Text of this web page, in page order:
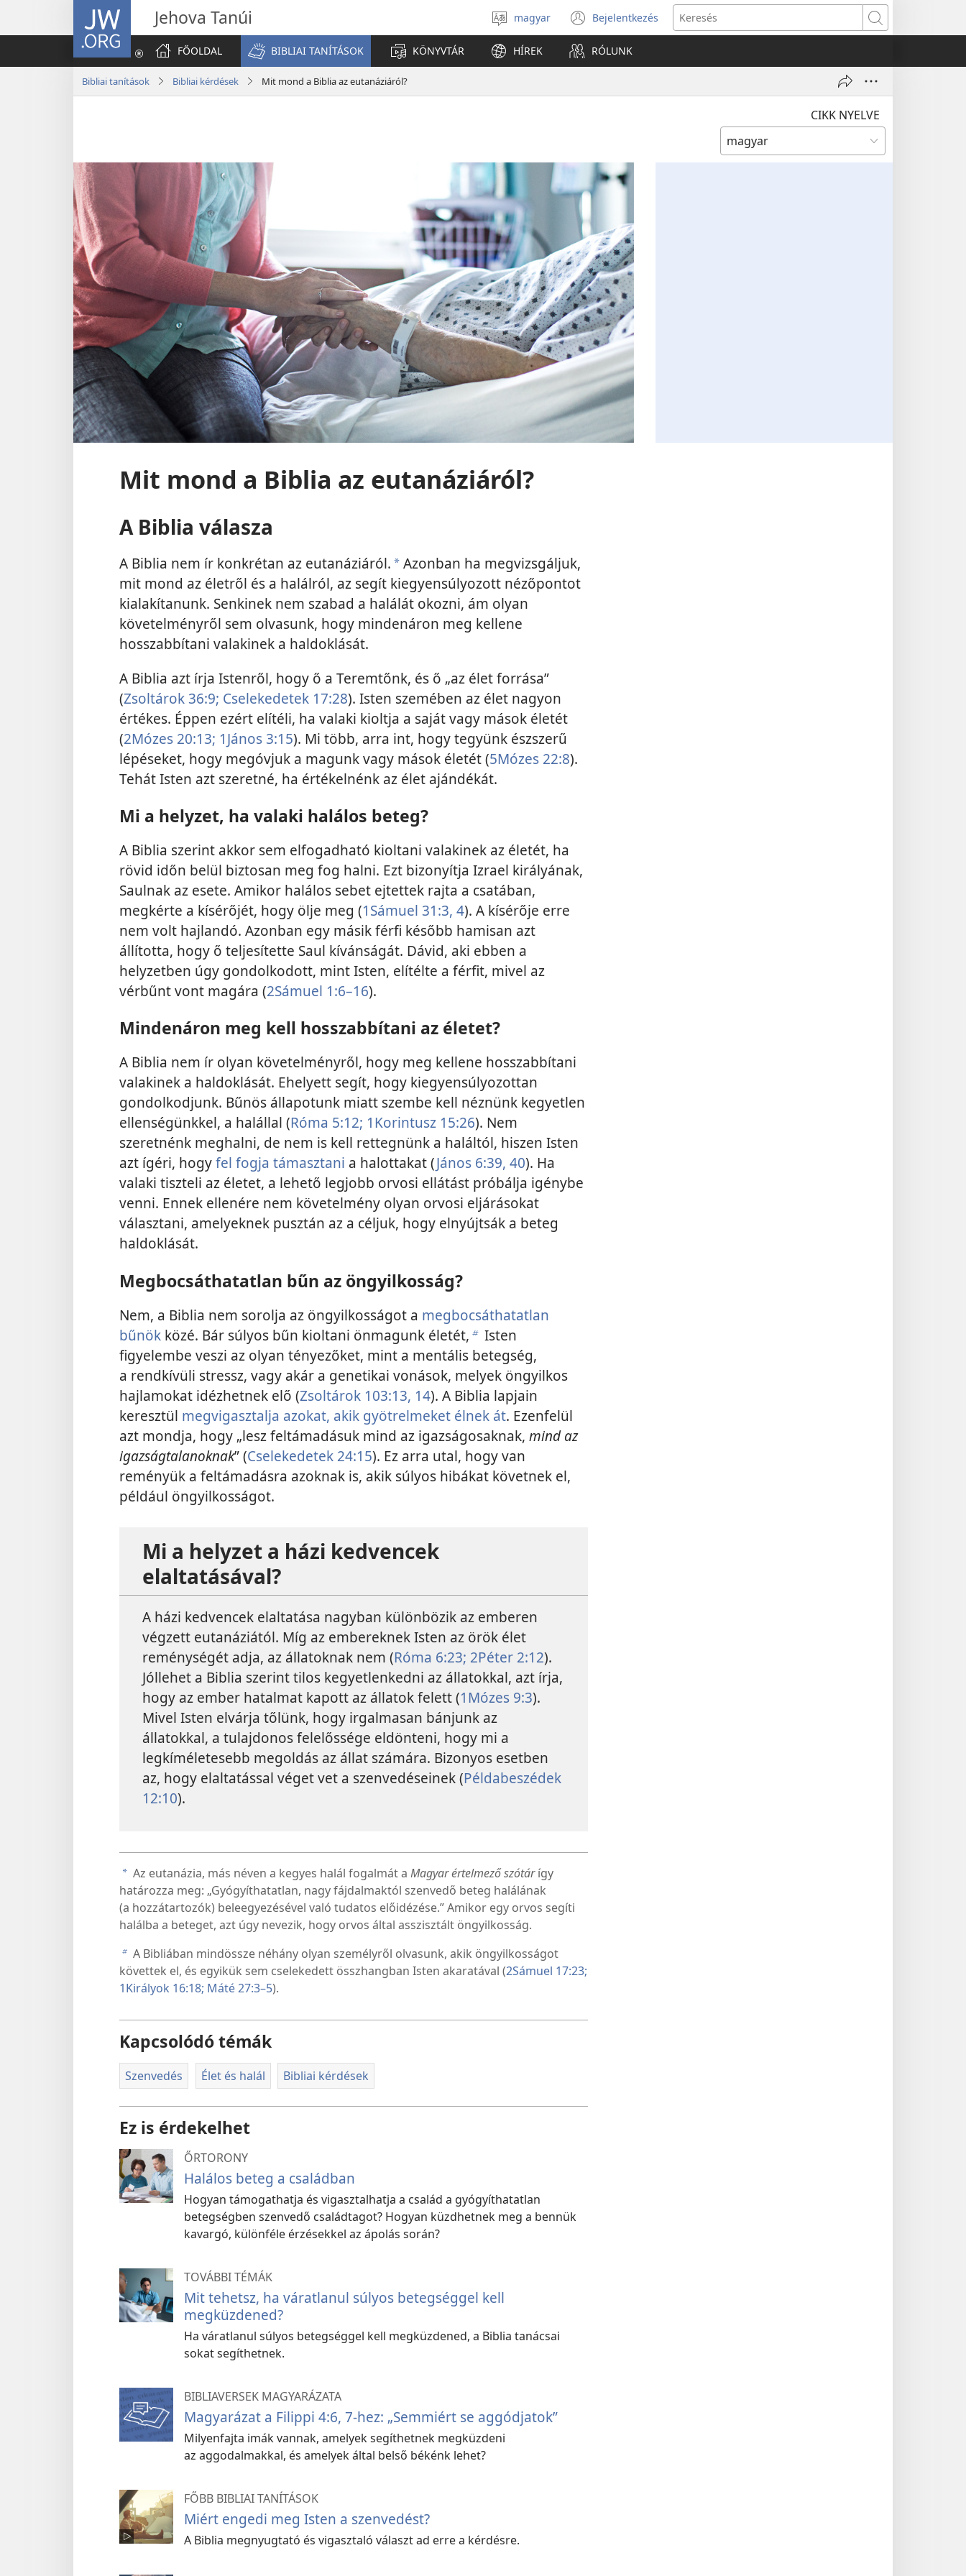
JW.ORG Jehova Tanúi
Válassz
nyelvet
magyar Bejelentkezés
(opens
new
window)
Keresés
FŐOLDAL
BIBLIAI TANÍTÁSOK KÖNYVTÁR HÍREK RÓLUNK
Bibliai tanítások Bibliai kérdések Mit mond a Biblia az eutanáziáról?
CIKK NYELVE
Mit mond a Biblia az eutanáziáról?
A Biblia válasza
A Biblia nem ír konkrétan az eutanáziáról. a Azonban ha megvizsgáljuk,
mit mond az életről és a halálról, az segít kiegyensúlyozott nézőpontot
kialakítanunk. Senkinek nem szabad a halálát okozni, ám olyan
követelményről sem olvasunk, hogy mindenáron meg kellene
hosszabbítani valakinek a haldoklását.
A Biblia azt írja Istenről, hogy ő a Teremtőnk, és ő „az élet forrása”
(Zsoltárok 36:9; Cselekedetek 17:28). Isten szemében az élet nagyon
értékes. Éppen ezért elítéli, ha valaki kioltja a saját vagy mások életét
(2Mózes 20:13; 1János 3:15). Mi több, arra int, hogy tegyünk észszerű
lépéseket, hogy megóvjuk a magunk vagy mások életét (5Mózes 22:8).
Tehát Isten azt szeretné, ha értékelnénk az élet ajándékát.
Mi a helyzet, ha valaki halálos beteg?
A Biblia szerint akkor sem elfogadható kioltani valakinek az életét, ha
rövid időn belül biztosan meg fog halni. Ezt bizonyítja Izrael királyának,
Saulnak az esete. Amikor halálos sebet ejtettek rajta a csatában,
megkérte a kísérőjét, hogy ölje meg (1Sámuel 31:3, 4). A kísérője erre
nem volt hajlandó. Azonban egy másik férfi később hamisan azt
állította, hogy ő teljesítette Saul kívánságát. Dávid, aki ebben a
helyzetben úgy gondolkodott, mint Isten, elítélte a férfit, mivel az
vérbűnt vont magára (2Sámuel 1:6–16).
Mindenáron meg kell hosszabbítani az életet?
A Biblia nem ír olyan követelményről, hogy meg kellene hosszabbítani
valakinek a haldoklását. Ehelyett segít, hogy kiegyensúlyozottan
gondolkodjunk. Bűnös állapotunk miatt szembe kell néznünk kegyetlen
ellenségünkkel, a halállal (Róma 5:12; 1Korintusz 15:26). Nem
szeretnénk meghalni, de nem is kell rettegnünk a haláltól, hiszen Isten
azt ígéri, hogyfel fogja támasztani a halottakat (János 6:39, 40). Ha
valaki tiszteli az életet, a lehető legjobb orvosi ellátást próbálja igénybe
venni. Ennek ellenére nem követelmény olyan orvosi eljárásokat
választani, amelyeknek pusztán az a céljuk, hogy elnyújtsák a beteg
haldoklását.
Megbocsáthatatlan bűn az öngyilkosság?
Nem, a Biblia nem sorolja az öngyilkosságot a megbocsáthatatlan
bűnök közé. Bár súlyos bűn kioltani önmagunk életét, b Isten
figyelembe veszi az olyan tényezőket, mint a mentális betegség,
a rendkívüli stressz, vagy akár a genetikai vonások, melyek öngyilkos
hajlamokat idézhetnek elő (Zsoltárok 103:13, 14). A Biblia lapjain
keresztül megvigasztalja azokat, akik gyötrelmeket élnek át. Ezenfelül
azt mondja, hogy „lesz feltámadásuk mind az igazságosaknak, mind az
igazságtalanoknak” (Cselekedetek 24:15). Ez arra utal, hogy van
reményük a feltámadásra azoknak is, akik súlyos hibákat követnek el,
például öngyilkosságot.
Mi a helyzet a házi kedvencek
elaltatásával?
A házi kedvencek elaltatása nagyban különbözik az emberen
végzett eutanáziától. Míg az embereknek Isten az örök élet
reménységét adja, az állatoknak nem (Róma 6:23; 2Péter 2:12).
Jóllehet a Biblia szerint tilos kegyetlenkedni az állatokkal, azt írja,
hogy az ember hatalmat kapott az állatok felett (1Mózes 9:3).
Mivel Isten elvárja tőlünk, hogy irgalmasan bánjunk az
állatokkal, a tulajdonos felelőssége eldönteni, hogy mi a
legkíméletesebb megoldás az állat számára. Bizonyos esetben
az, hogy elaltatással véget vet a szenvedéseinek (Példabeszédek
12:10).
a Az eutanázia, más néven a kegyes halál fogalmát a Magyar értelmező szótárígy
határozza meg: „Gyógyíthatatlan, nagy fájdalmaktól szenvedő beteg halálának
(a hozzátartozók) beleegyezésével való tudatos előidézése.” Amikor egy orvos segíti
halálba a beteget, azt úgy nevezik, hogy orvos által asszisztált öngyilkosság.
b A Bibliában mindössze néhány olyan személyről olvasunk, akik öngyilkosságot
követtek el, és egyikük sem cselekedett összhangban Isten akaratával (2Sámuel 17:23;
1Királyok 16:18; Máté 27:3–5).
Kapcsolódó témák
Szenvedés Élet és halál Bibliai kérdések
Ez is érdekelhet
ŐRTORONY
Halálos beteg a családban
Hogyan támogathatja és vigasztalhatja a család a gyógyíthatatlan
betegségben szenvedő családtagot? Hogyan küzdhetnek meg a bennük
kavargó, különféle érzésekkel az ápolás során?
TOVÁBBI TÉMÁK
Mit tehetsz, ha váratlanul súlyos betegséggel kell
megküzdened?
Ha váratlanul súlyos betegséggel kell megküzdened, a Biblia tanácsai
sokat segíthetnek.
BIBLIAVERSEK MAGYARÁZATA
Magyarázat a Filippi 4:6, 7-hez: „Semmiért se aggódjatok”
Milyenfajta imák vannak, amelyek segíthetnek megküzdeni
az aggodalmakkal, és amelyek által belső békénk lehet?
FŐBB BIBLIAI TANÍTÁSOK
Miért engedi meg Isten a szenvedést?
A Biblia megnyugtató és vigasztaló választ ad erre a kérdésre.